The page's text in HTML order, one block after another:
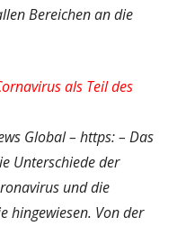
Bereichen an die
als Teil des
Global – https: – Das
Unterschiede der
und die
hingewiesen. Von der